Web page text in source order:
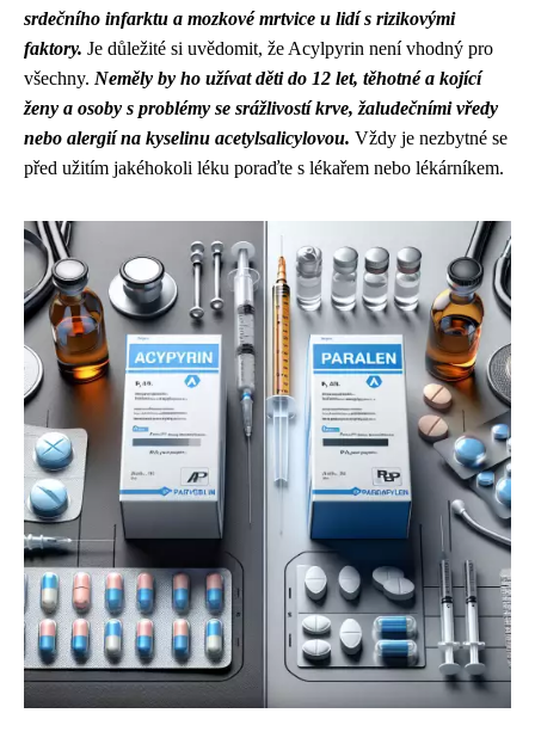
srdečního infarktu a mozkové mrtvice u lidí s rizikovými
faktory. Je důležité si uvědomit, že Acylpyrin není vhodný pro
všechny. Neměly by ho užívat děti do 12 let, těhotné a kojící
ženy a osoby s problémy se srážlivostí krve, žaludečními vředy
nebo alergií na kyselinu acetylsalicylovou. Vždy je nezbytné se
před užitím jakéhokoli léku poraďte s lékařem nebo lékárníkem.